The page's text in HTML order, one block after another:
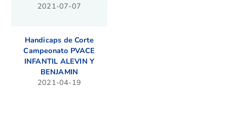
2021-07-07
Handicaps de Corte
Campeonato PVACE
INFANTIL ALEVIN Y
BENJAMIN
2021-04-19